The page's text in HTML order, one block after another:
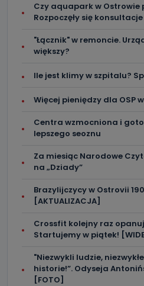
przekazanymi nam
mają Państwo prawo do żądania
Pro-Art z siedzibą w miejscowości
400) przy ul. Wolności 19
żądania ich sprostowania,
ograniczenia ich przetwarzania
przechowywane?
przetwarzane na podstawie
administratora – do momentu
Jakie dane osobowe
Przetwarzane kategorie Państwa
zostały przekazane w Państwa
które zostały zebrane ze źródeł
szczególności: imię i nazwisko,
danych osobowych są
oraz partnerzy wspomagający
biznesowej działalności.
Czy aquapark w Ostrowie
Rozpoczęły się konsultacje
"Łącznik" w remoncie.
większy?
Ile jest klimy w szpitalu?
Więcej pieniędzy dla OSP
Centra wzmocniona i
lepszego seoznu
Za miesiąc Narodowe
na „Dziady”
Brazylijczycy w Ostrovii
[AKTUALIZACJA]
Crossfit kolejny raz
Startujemy w piątek!
"Niezwykli ludzie,
historie!”. Odyseja
[FOTO]